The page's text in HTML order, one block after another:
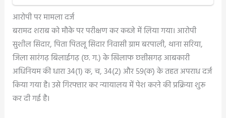
आरोपी पर मामला दर्ज
बरामद शराब को मौके पर परीक्षण कर कब्जे में लिया गया। आरोपी
सुशील सिदार, पिता पितलू सिदार निवासी ग्राम बरपाली, थाना सरिया,
जिला सारंगढ़ बिलाईगढ़ (छ. ग.) के खिलाफ छत्तीसगढ़ आबकारी
अधिनियम की धारा 34(1) क, च, 34(2) और 59(क) के तहत अपराध दर्ज
किया गया है। उसे गिरफ्तार कर न्यायालय में पेश करने की प्रक्रिया शुरू
कर दी गई है।